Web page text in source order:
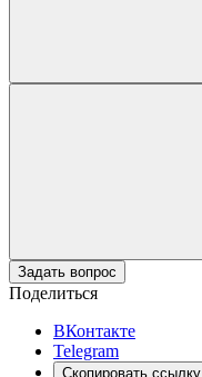
Задать вопрос
Поделиться
ВКонтакте
Telegram
Скопировать ссылку